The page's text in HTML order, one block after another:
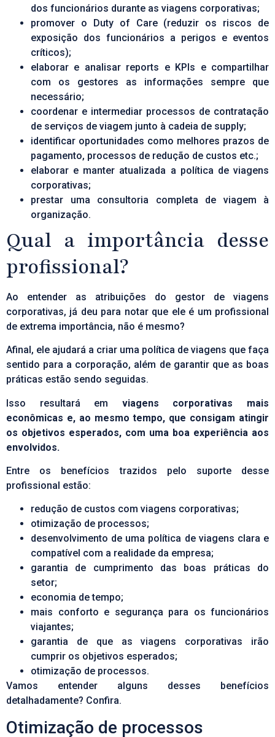
dos funcionários durante as viagens corporativas;
promover o Duty of Care (reduzir os riscos de
exposição dos funcionários a perigos e eventos
críticos);
elaborar e analisar reports e KPIs e compartilhar
com os gestores as informações sempre que
necessário;
coordenar e intermediar processos de contratação
de serviços de viagem junto à cadeia de supply;
identificar oportunidades como melhores prazos de
pagamento, processos de redução de custos etc.;
elaborar e manter atualizada a política de viagens
corporativas;
prestar uma consultoria completa de viagem à
organização.
Qual a importância desse
profissional?
Ao entender as atribuições do gestor de viagens
corporativas, já deu para notar que ele é um profissional
de extrema importância, não é mesmo?
Afinal, ele ajudará a criar uma política de viagens que faça
sentido para a corporação, além de garantir que as boas
práticas estão sendo seguidas.
Isso resultará em viagens corporativas mais
econômicas e, ao mesmo tempo, que consigam atingir
os objetivos esperados, com uma boa experiência aos
envolvidos.
Entre os benefícios trazidos pelo suporte desse
profissional estão:
redução de custos com viagens corporativas;
otimização de processos;
desenvolvimento de uma política de viagens clara e
compatível com a realidade da empresa;
garantia de cumprimento das boas práticas do
setor;
economia de tempo;
mais conforto e segurança para os funcionários
viajantes;
garantia de que as viagens corporativas irão
cumprir os objetivos esperados;
otimização de processos.
Vamos entender alguns desses benefícios
detalhadamente? Confira.
Otimização de processos